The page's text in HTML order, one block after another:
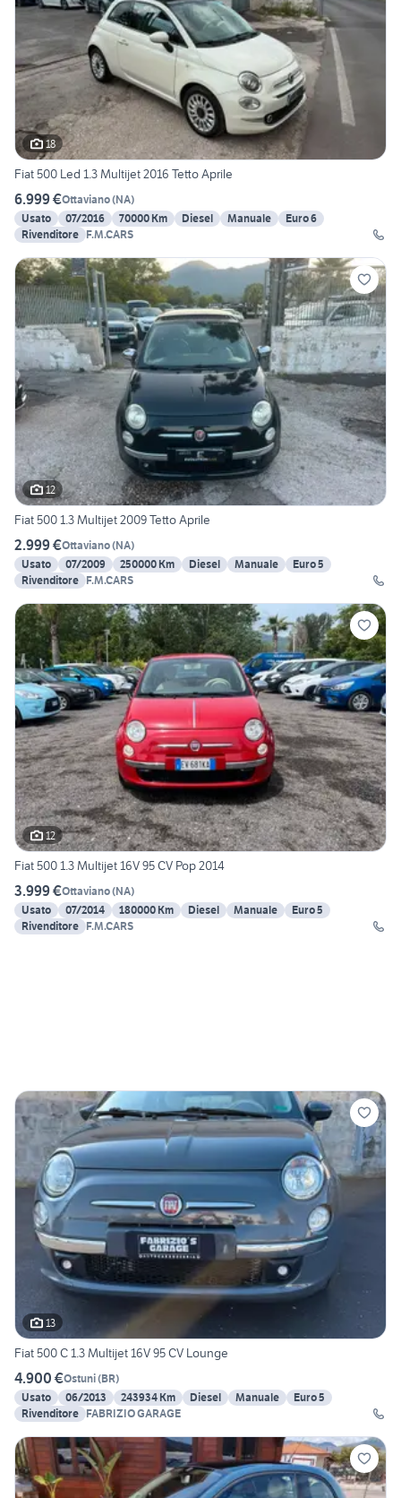
18
Fiat 500 Led 1.3 Multijet 2016 Tetto Aprile
6.999 €Ottaviano(NA)
Usato
07/2016 70000 Km Diesel Manuale
Euro 6
Rivenditore F.M.CARS
12
Fiat 500 1.3 Multijet 2009 Tetto Aprile
2.999 €Ottaviano(NA)
Usato
07/2009 250000 Km Diesel Manuale
Euro 5
Rivenditore F.M.CARS
12
Fiat 500 1.3 Multijet 16V 95 CV Pop 2014
3.999 €Ottaviano(NA)
Usato
07/2014 180000 Km Diesel Manuale
Euro 5
Rivenditore F.M.CARS
13
Fiat 500 C 1.3 Multijet 16V 95 CV Lounge
4.900 €Ostuni(BR)
Usato
06/2013 243934 Km Diesel Manuale
Euro 5
Rivenditore FABRIZIO GARAGE